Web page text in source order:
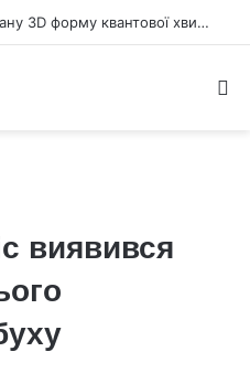
Фізики відтворили приховану 3D форму квантової хвильової функції
виявився